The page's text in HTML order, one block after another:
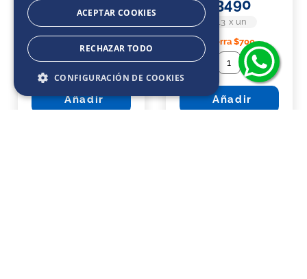
$12 xun
＋
－
Añadir
3490
$13 x un
Ahorra $700
＋
－
Añadir
ACEPTAR COOKIES
RECHAZAR TODO
CONFIGURACIÓN DE COOKIES